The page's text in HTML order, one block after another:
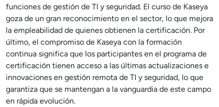
funciones de gestión de TI y seguridad. El curso de Kaseya
goza de un gran reconocimiento en el sector, lo que mejora
la empleabilidad de quienes obtienen la certificación. Por
último, el compromiso de Kaseya con la formación
continua significa que los participantes en el programa de
certificación tienen acceso a las últimas actualizaciones e
innovaciones en gestión remota de TI y seguridad, lo que
garantiza que se mantengan a la vanguardia de este campo
en rápida evolución.